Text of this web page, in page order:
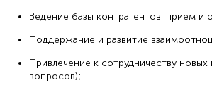
Ведение базы контрагентов: приём и
Поддержание и развитие
Привлечение к сотрудничеству
вопросов);